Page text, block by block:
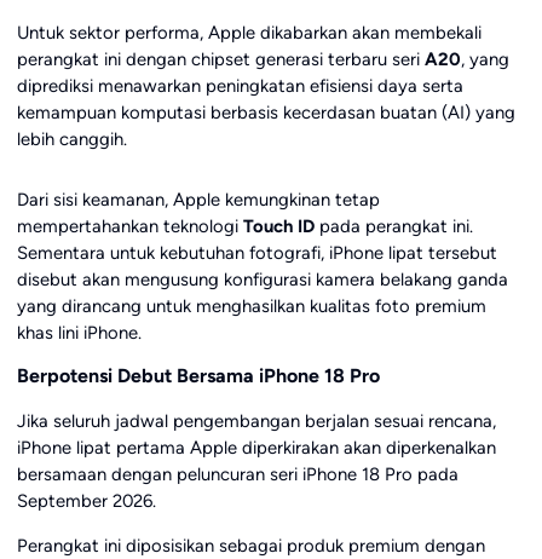
Untuk sektor performa, Apple dikabarkan akan membekali
perangkat ini dengan chipset generasi terbaru seri A20, yang
diprediksi menawarkan peningkatan efisiensi daya serta
kemampuan komputasi berbasis kecerdasan buatan (AI) yang
lebih canggih.
Dari sisi keamanan, Apple kemungkinan tetap
mempertahankan teknologi Touch IDpada perangkat ini.
Sementara untuk kebutuhan fotografi, iPhone lipat tersebut
disebut akan mengusung konfigurasi kamera belakang ganda
yang dirancang untuk menghasilkan kualitas foto premium
khas lini iPhone.
Berpotensi Debut Bersama iPhone 18 Pro
Jika seluruh jadwal pengembangan berjalan sesuai rencana,
iPhone lipat pertama Apple diperkirakan akan diperkenalkan
bersamaan dengan peluncuran seri iPhone 18 Pro pada
September 2026.
Perangkat ini diposisikan sebagai produk premium dengan